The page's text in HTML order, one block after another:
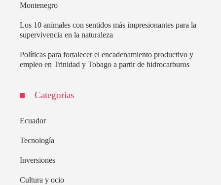
Montenegro
Los 10 animales con sentidos más impresionantes para la
supervivencia en la naturaleza
Políticas para fortalecer el encadenamiento productivo y
empleo en Trinidad y Tobago a partir de hidrocarburos
Categorías
Ecuador
Tecnología
Inversiones
Cultura y ocio